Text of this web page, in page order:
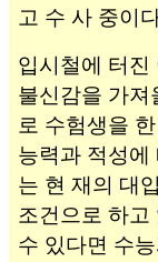
고 수 사 중이
입시철에 터진
불신감을 가져
로 수험생을
능력과 적성에
는 현 재의 대
조건으로 하
수 있다면 수